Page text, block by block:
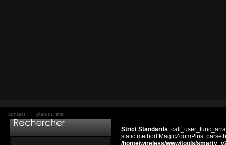
contact plan du site
Strict Standards:
static method
/home/wireless/www/tools/